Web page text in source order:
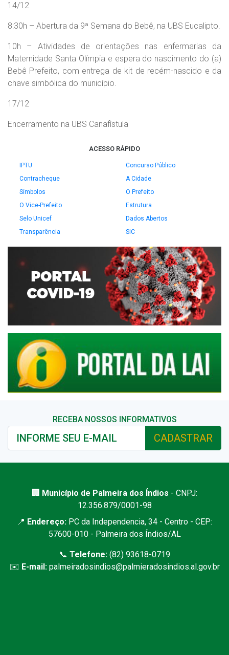
14/12
8:30h – Abertura da 9ª Semana do Bebê, na UBS Eucalipto.
10h – Atividades de orientações nas enfermarias da
Maternidade Santa Olímpia e espera do nascimento do (a)
Bebê Prefeito, com entrega de kit de recém-nascido e da
chave simbólica do município.
17/12
Encerramento na UBS Canafístula
ACESSO RÁPIDO
IPTU
Concurso Público
Contracheque
A Cidade
Símbolos
O Prefeito
O Vice-Prefeito
Estrutura
Selo Unicef
Dados Abertos
Transparência
SIC
RECEBA NOSSOS INFORMATIVOS
CADASTRAR
🏢 Município de Palmeira dos Índios - CNPJ:
12.356.879/0001-98
📍 Endereço: PC da Independencia, 34 - Centro - CEP:
57600-010 - Palmeira dos Índios/AL
📞 Telefone:(82) 93618-0719
✉️ E-mail: palmeiradosindios@palmieradosindios.al.gov.br